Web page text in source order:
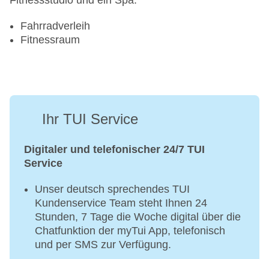
Fahrradverleih
Fitnessraum
Ihr TUI Service
Digitaler und telefonischer 24/7 TUI
Service
Unser deutsch sprechendes TUI
Kundenservice Team steht Ihnen 24
Stunden, 7 Tage die Woche digital über die
Chatfunktion der myTui App, telefonisch
und per SMS zur Verfügung.